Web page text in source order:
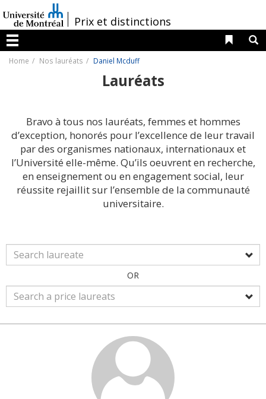
au
contenu
/Prix et distinctions
Menu
Liens
Home Nos lauréats Daniel Mcduff
Lauréats
Bravo à tous nos lauréats, femmes et hommes
d’exception, honorés pour l’excellence de leur travail
par des organismes nationaux, internationaux et
l’Université elle-même. Qu’ils oeuvrent en recherche,
en enseignement ou en engagement social, leur
réussite rejaillit sur l’ensemble de la communauté
universitaire.
OR